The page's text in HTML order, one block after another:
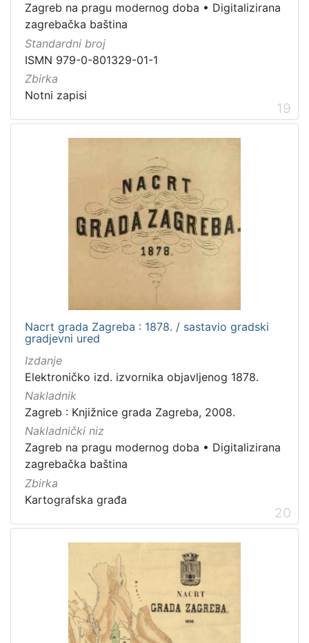
Zagreb na pragu modernog doba • Digitalizirana
zagrebačka baština
Standardni broj
ISMN 979-0-801329-01-1
Zbirka
Notni zapisi
19
Nacrt grada Zagreba : 1878. / sastavio gradski
gradjevni ured
Izdanje
Elektroničko izd. izvornika objavljenog 1878.
Nakladnik
Zagreb : Knjižnice grada Zagreba, 2008.
Nakladnički niz
Zagreb na pragu modernog doba • Digitalizirana
zagrebačka baština
Zbirka
Kartografska građa
20